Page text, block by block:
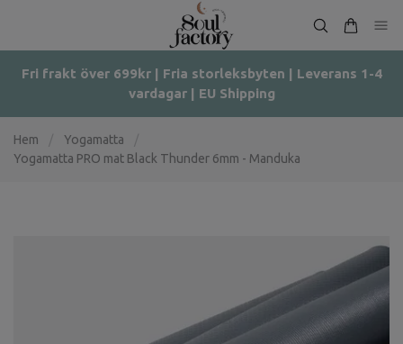
Fri frakt över 699kr | Fria storleksbyten | Leverans 1-4
vardagar | EU Shipping
Hem Yogamatta
Yogamatta PRO mat Black Thunder 6mm - Manduka